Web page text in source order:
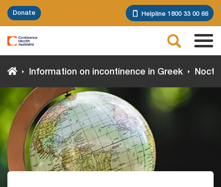
Skip
to
content
Donate Helpline 1800 33 00 66
Search
Information on incontinence in Greek